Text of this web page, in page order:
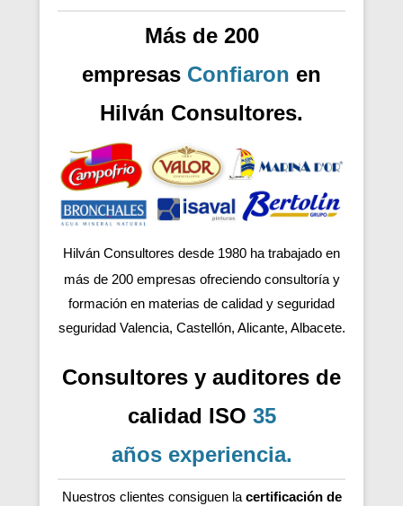
Más de 200
empresas Confiaron en
Hilván Consultores.
Hilván Consultores desde 1980 ha trabajado en
más de 200 empresas ofreciendo consultoría y
formación en materias de calidad y seguridad
seguridad Valencia, Castellón, Alicante, Albacete.
Consultores y auditores de
calidad ISO 35
años experiencia.
Nuestros clientes consiguen la certificación de